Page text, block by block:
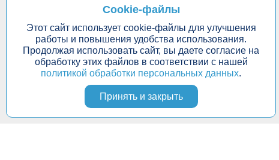
Cookie-файлы
Этот сайт использует cookie-файлы для улучшения
работы и повышения удобства использования.
Продолжая использовать сайт, вы даете согласие на
обработку этих файлов в соответствии с нашей
политикой обработки персональных данных.
Принять и закрыть